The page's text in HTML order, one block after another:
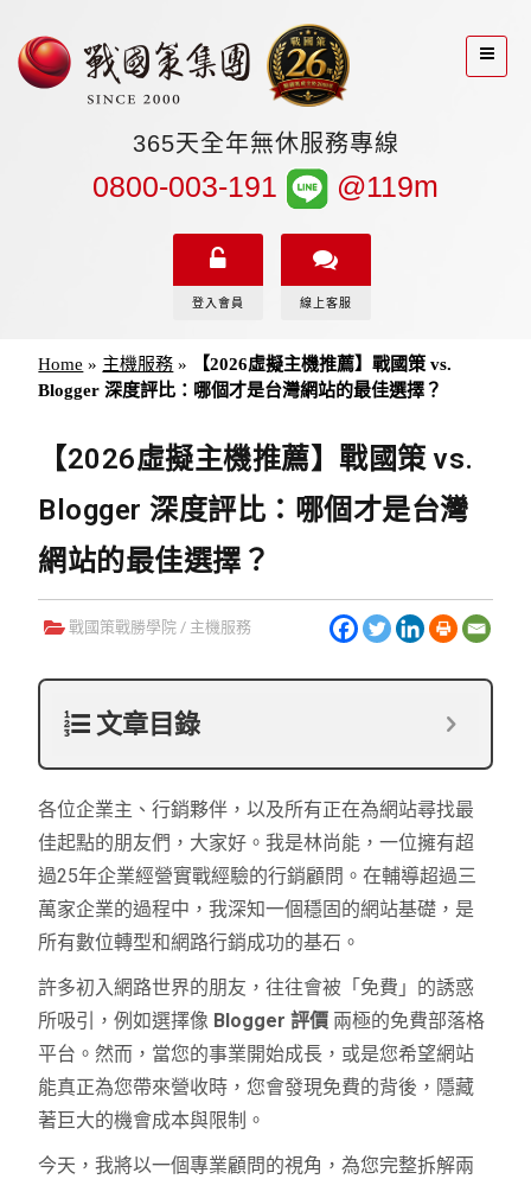
365天全年無休服務專線
0800-003-191 @119m
登入會員 線上客服
Home » 主機服務 »
【2026虛擬主機推薦】戰國策 vs.
Blogger 深度評比：哪個才是台灣網站的最佳選擇？
【2026虛擬主機推薦】戰國策 vs.
Blogger 深度評比：哪個才是台灣
網站的最佳選擇？
戰國策戰勝學院 / 主機服務
文章目錄
各位企業主、行銷夥伴，以及所有正在為網站尋找最
佳起點的朋友們，大家好。我是林尚能，一位擁有超
過25年企業經營實戰經驗的行銷顧問。在輔導超過三
萬家企業的過程中，我深知一個穩固的網站基礎，是
所有數位轉型和網路行銷成功的基石。
許多初入網路世界的朋友，往往會被「免費」的誘惑
所吸引，例如選擇像 Blogger 評價 兩極的免費部落格
平台。然而，當您的事業開始成長，或是您希望網站
能真正為您帶來營收時，您會發現免費的背後，隱藏
著巨大的機會成本與限制。
今天，我將以一個專業顧問的視角，為您完整拆解兩